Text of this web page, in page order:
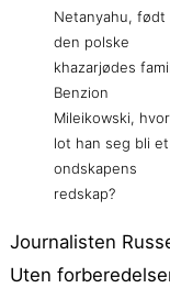
Netanyahu, født
den polske
khazarjødes
Benzion
Mileikowski,
lot han seg bli et
ondskapens
redskap?
Journalisten
Uten